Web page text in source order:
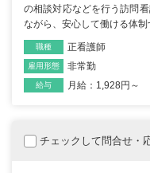
の相談対応などを行う訪問
ながら、安心して働ける体制
職種 正看護師
雇用形態 非常勤
給与 月給：1,928円～
チェックして問合せ・